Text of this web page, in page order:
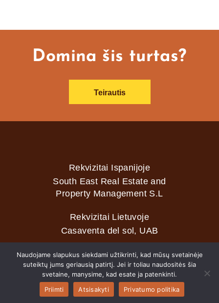
Domina šis turtas?
Teirautis
Rekvizitai Ispanijoje
South East Real Estate and
Property Management S.L
Rekvizitai Lietuvoje
Casaventa del sol, UAB
2026 © Casaventa del sol
Naudojame slapukus siekdami užtikrinti, kad mūsų svetainėje
suteiktų jums geriausią patirtį. Jei ir toliau naudositės šia
svetaine, manysime, kad esate ja patenkinti.
Priimti
Atsisakyti Privatumo politika